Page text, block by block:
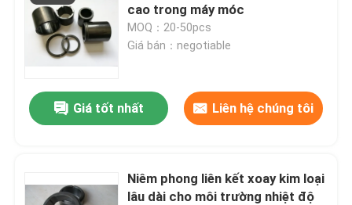
cao trong máy móc
MOQ：20-50pcs
Giá bán：negotiable
Giá tốt nhất Liên hệ chúng tôi
Niêm phong liên kết xoay kim loại
lâu dài cho môi trường nhiệt độ